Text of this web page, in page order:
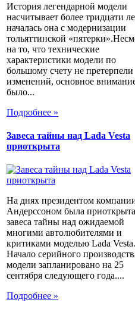
История легендарной модели
насчитывает более тридцати
началась она с модернизации
тольяттинской
на то, что технические
характеристики модели по
большому счету не претерпели
изменений, основное
было...
Подробнее »
Завеса тайны над Lada Vesta
приоткрыта
На днях президентом
Андерссоном была приоткрыта
завеса тайны над ожидаемой
многими автолюбителями и
критиками моделью Lada Vesta.
Начало серийного
модели запланировано на 25
сентября следующего года....
Подробнее »